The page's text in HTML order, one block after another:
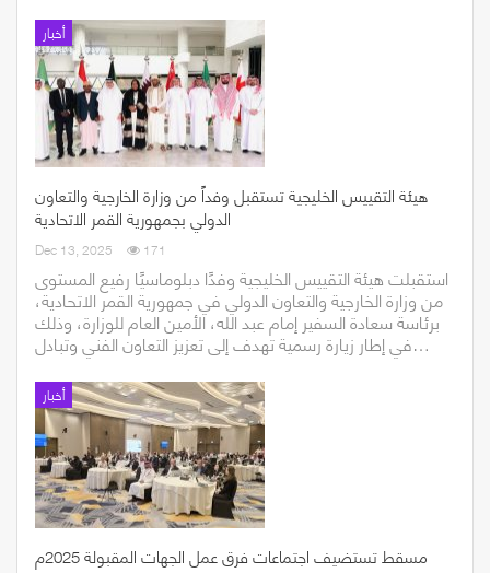
أخبار
هيئة التقييس الخليجية تستقبل وفداً من وزارة الخارجية والتعاون
الدولي بجمهورية القمر الاتحادية
Dec 13, 2025 171
استقبلت هيئة التقييس الخليجية وفدًا دبلوماسيًا رفيع المستوى
من وزارة الخارجية والتعاون الدولي في جمهورية القمر الاتحادية،
برئاسة سعادة السفير إمام عبد الله، الأمين العام للوزارة، وذلك
في إطار زيارة رسمية تهدف إلى تعزيز التعاون الفني وتبادل…
أخبار
مسقط تستضيف اجتماعات فرق عمل الجهات المقبولة 2025م